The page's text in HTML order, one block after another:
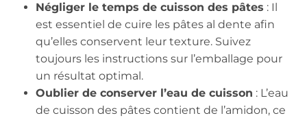
Négliger le temps de cuisson des pâtes : Il
est essentiel de cuire les pâtes al dente afin
qu’elles conservent leur texture. Suivez
toujours les instructions sur l’emballage pour
un résultat optimal.
Oublier de conserver l’eau de cuisson : L’eau
de cuisson des pâtes contient de l’amidon, ce